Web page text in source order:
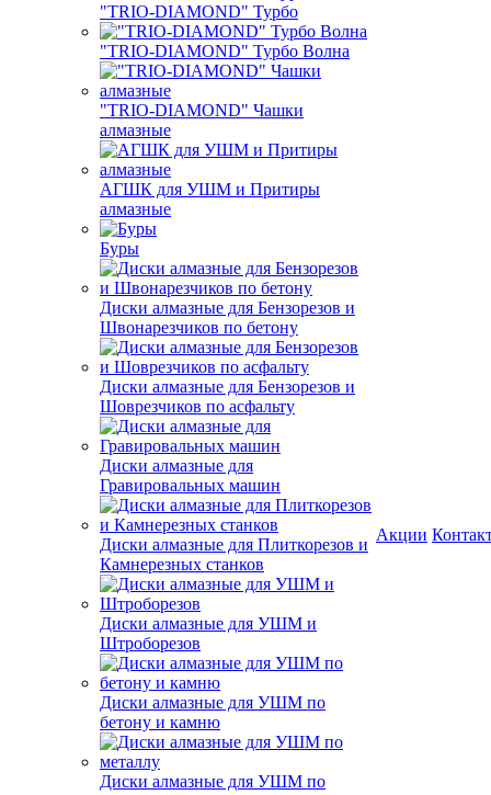
"TRIO-DIAMOND" Турбо
"TRIO-DIAMOND" Турбо Волна
"TRIO-DIAMOND" Чашки
алмазные
АГШК для УШМ и Притиры
алмазные
Буры
Диски алмазные для Бензорезов и
Швонарезчиков по бетону
Диски алмазные для Бензорезов и
Шоврезчиков по асфальту
Диски алмазные для
Гравировальных машин
Диски алмазные для Плиткорезов и
Камнерезных станков
Диски алмазные для УШМ и
Штроборезов
Диски алмазные для УШМ по
бетону и камню
Диски алмазные для УШМ по
Акции